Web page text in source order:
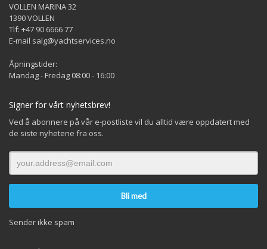
VOLLEN MARINA 32
1390 VOLLEN
Tlf: +47 90 6666 77
E-mail salg@yachtservices.no
Åpningstider:
Mandag - Fredag 08:00 - 16:00
Signer for vårt nyhetsbrev!
Ved å abonnere på vår e-postliste vil du alltid være oppdatert med
de siste nyhetene fra oss.
Sender ikke spam